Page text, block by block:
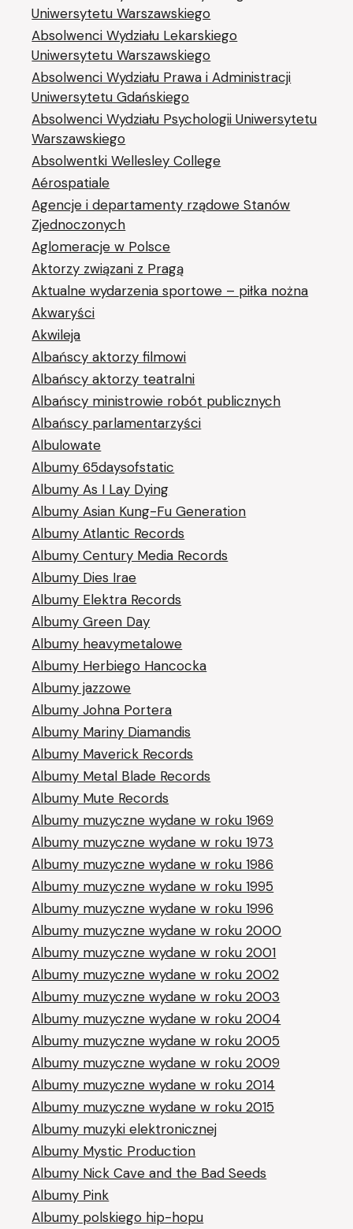
Uniwersytetu Warszawskiego
Absolwenci Wydziału Lekarskiego
Uniwersytetu Warszawskiego
Absolwenci Wydziału Prawa i Administracji
Uniwersytetu Gdańskiego
Absolwenci Wydziału Psychologii Uniwersytetu
Warszawskiego
Absolwentki Wellesley College
Aérospatiale
Agencje i departamenty rządowe Stanów
Zjednoczonych
Aglomeracje w Polsce
Aktorzy związani z Pragą
Aktualne wydarzenia sportowe – piłka nożna
Akwaryści
Akwileja
Albańscy aktorzy filmowi
Albańscy aktorzy teatralni
Albańscy ministrowie robót publicznych
Albańscy parlamentarzyści
Albulowate
Albumy 65daysofstatic
Albumy As I Lay Dying
Albumy Asian Kung-Fu Generation
Albumy Atlantic Records
Albumy Century Media Records
Albumy Dies Irae
Albumy Elektra Records
Albumy Green Day
Albumy heavymetalowe
Albumy Herbiego Hancocka
Albumy jazzowe
Albumy Johna Portera
Albumy Mariny Diamandis
Albumy Maverick Records
Albumy Metal Blade Records
Albumy Mute Records
Albumy muzyczne wydane w roku 1969
Albumy muzyczne wydane w roku 1973
Albumy muzyczne wydane w roku 1986
Albumy muzyczne wydane w roku 1995
Albumy muzyczne wydane w roku 1996
Albumy muzyczne wydane w roku 2000
Albumy muzyczne wydane w roku 2001
Albumy muzyczne wydane w roku 2002
Albumy muzyczne wydane w roku 2003
Albumy muzyczne wydane w roku 2004
Albumy muzyczne wydane w roku 2005
Albumy muzyczne wydane w roku 2009
Albumy muzyczne wydane w roku 2014
Albumy muzyczne wydane w roku 2015
Albumy muzyki elektronicznej
Albumy Mystic Production
Albumy Nick Cave and the Bad Seeds
Albumy Pink
Albumy polskiego hip-hopu